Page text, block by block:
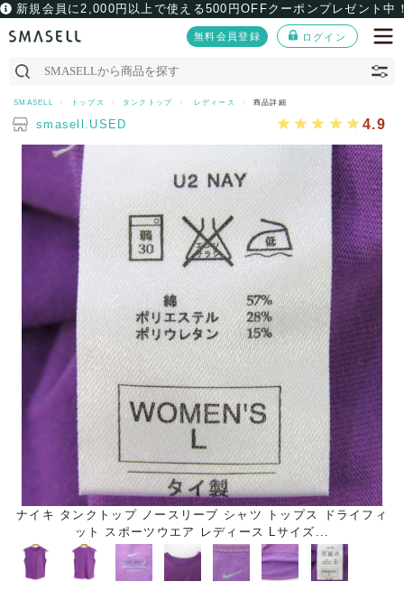
新規会員に2,000円以上で使える500円OFFクーポンプレゼント中
無料会員登録 ログイン
SMASELL トップス タンクトップ レディース 商品詳細
smasell.USED 4.9
ナイキ タンクトップ ノースリーブ シャツ トップス ドライフィ
ット スポーツウエア レディース Lサイズ...